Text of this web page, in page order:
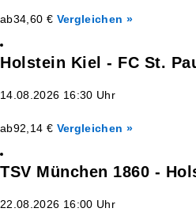
ab34,60 € Vergleichen »
Holstein Kiel - FC St.
14.08.2026 16:30 Uhr
ab92,14 € Vergleichen »
TSV München 1860 -
22.08.2026 16:00 Uhr